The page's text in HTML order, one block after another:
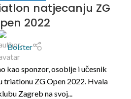
natjecanju ZG
2022
Bolster
kao sponzor, osoblje i učesnik
triatlonu ZG Open 2022. Hvala
Zagreb na svoj...